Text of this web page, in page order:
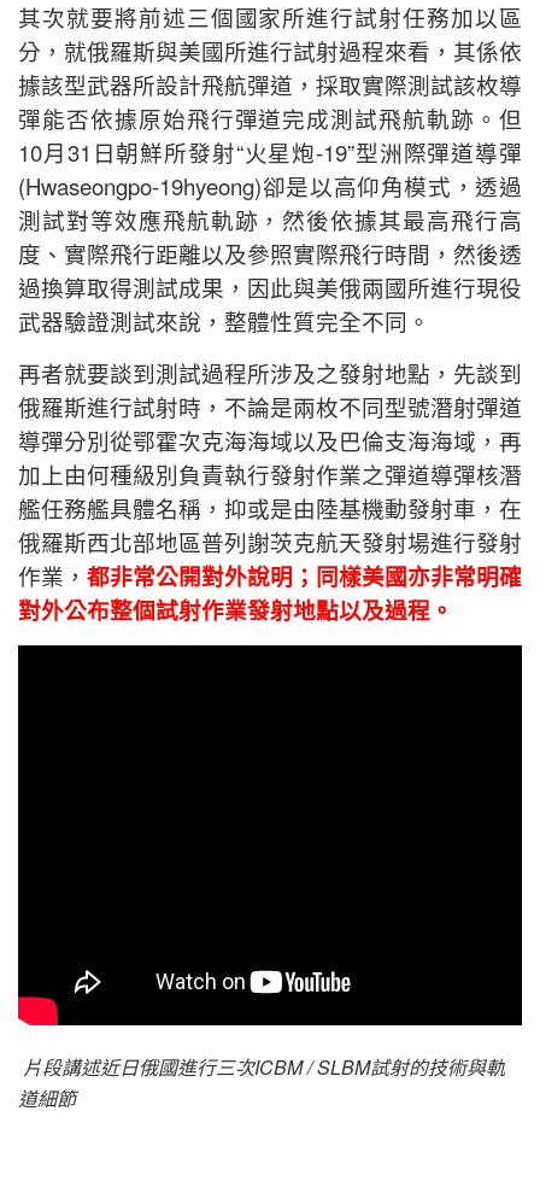
其次就要將前述三個國家所進行試射任務加以區
分，就俄羅斯與美國所進行試射過程來看，其係依
據該型武器所設計飛航彈道，採取實際測試該枚導
彈能否依據原始飛行彈道完成測試飛航軌跡。但
10月31日朝鮮所發射“火星炮-19”型洲際彈道導彈
(Hwaseongpo-19hyeong)卻是以高仰角模式，透過
測試對等效應飛航軌跡，然後依據其最高飛行高
度、實際飛行距離以及參照實際飛行時間，然後透
過換算取得測試成果，因此與美俄兩國所進行現役
武器驗證測試來說，整體性質完全不同。
再者就要談到測試過程所涉及之發射地點，先談到
俄羅斯進行試射時，不論是兩枚不同型號潛射彈道
導彈分別從鄂霍次克海海域以及巴倫支海海域，再
加上由何種級別負責執行發射作業之彈道導彈核潛
艦任務艦具體名稱，抑或是由陸基機動發射車，在
俄羅斯西北部地區普列謝茨克航天發射場進行發射
作業， 都非常公開對外說明；同樣美國亦非常明確
對外公布整個試射作業發射地點以及過程。
片段講述近日俄國進行三次ICBM / SLBM試射的技術與軌
道細節